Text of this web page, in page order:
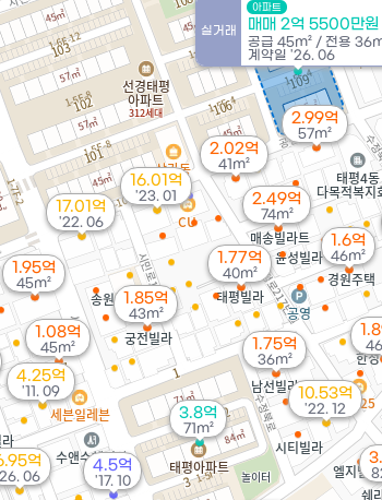
억
06
1.95억
45m²
실거래
아파트
매매 2억 5500만원
공급 45m² / 전용
계약일 '26. 06
2.49억
74m²
2.02억
41m²
1.6억
46m²
3.8억
71m²
1.08억
45m²
1.77억
40m²
1.85억
43m²
1.75억
36m²
2.99억
57m²
16.01억
'23. 01
10.53억
'22. 12
17.01억
'22. 06
4.5억
'17. 10
4.25억
'11. 09